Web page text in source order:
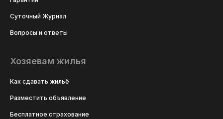
Суточный Журнал
Вопросы и ответы
Хозяевам жилья
Как сдавать жильё
Разместить объявление
Бесплатное страхование